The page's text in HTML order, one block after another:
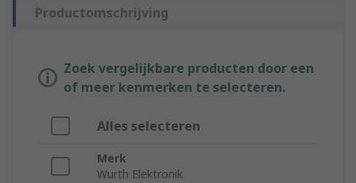
Productomschrijving
Zoek vergelijkbare producten door een
of meer kenmerken te selecteren.
Alles selecteren
Merk
Wurth Elektronik